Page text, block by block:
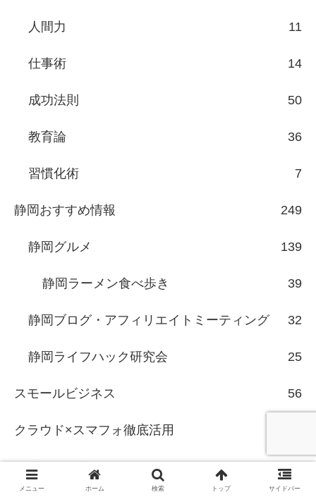
人間力 11
仕事術 14
成功法則 50
教育論 36
習慣化術 7
静岡おすすめ情報 249
静岡グルメ 139
静岡ラーメン食べ歩き 39
静岡ブログ・アフィリエイトミーティング 32
静岡ライフハック研究会 25
スモールビジネス 56
クラウド×スマフォ徹底活用
ライフハック 288
メニュー ホーム 検索 トップ サイドバー